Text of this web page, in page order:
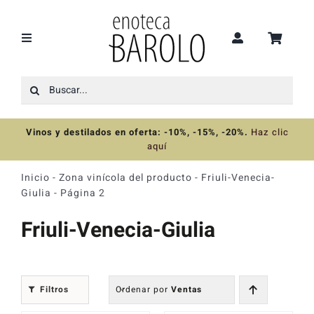
contenido
Toggle
Recomendaciones
Ofertas
Colecciones
Vinos
Destilados
Buscar:
Vinos y destilados en oferta: -10%, -15%, -20%. Haz clic
aquí
Inicio - Zona vinícola del producto - Friuli-Venecia-
Giulia - Página 2
Friuli-Venecia-Giulia
Filtros Ordenar por Ventas